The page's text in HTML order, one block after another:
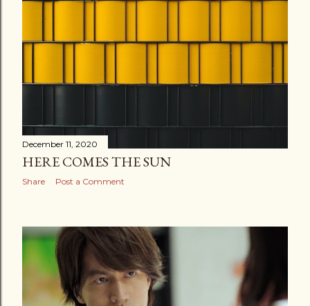
December 11, 2020
HERE COMES THE SUN
Share Post a Comment